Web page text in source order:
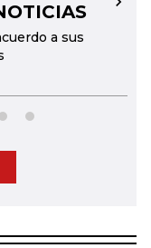
a sus
→